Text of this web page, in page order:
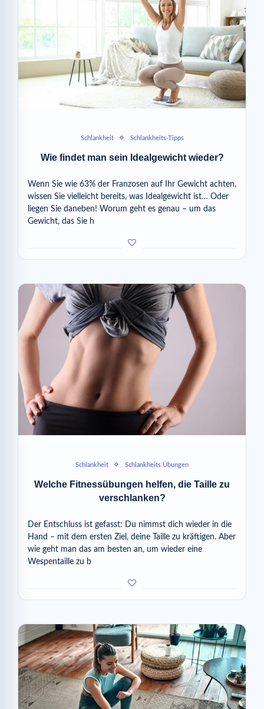
Schlankheit Schlankheits-Tipps
Wie findet man sein Idealgewicht wieder?
Wenn Sie wie 63% der Franzosen auf Ihr Gewicht achten,
wissen Sie vielleicht bereits, was Idealgewicht ist… Oder
liegen Sie daneben! Worum geht es genau – um das
Gewicht, das Sie h
Schlankheit Schlankheits Übungen
Welche Fitnessübungen helfen, die Taille zu
verschlanken?
Der Entschluss ist gefasst: Du nimmst dich wieder in die
Hand – mit dem ersten Ziel, deine Taille zu kräftigen. Aber
wie geht man das am besten an, um wieder eine
Wespentaille zu b